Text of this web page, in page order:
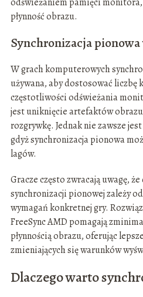
płynność obrazu.
Synchronizacja
W grach komputerowych
używana, aby dostosować liczbę
częstotliwości odświeżania
jest uniknięcie artefaktów
rozgrywkę. Jednak nie zawsze
gdyż synchronizacja pionowa
lagów.
Gracze często zwracają uwagę, że
synchronizacji pionowej zależy
wymagań konkretnej gry.
FreeSync AMD pomagają
płynnością obrazu, oferując
zmieniających się warunków
Dlaczego warto